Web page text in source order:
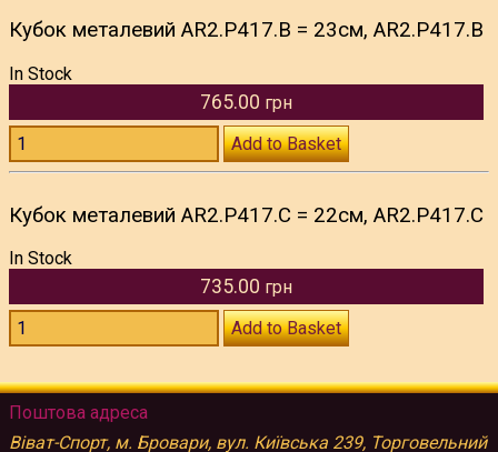
Кубок металевий AR2.P417.B = 23см, AR2.P417.B
In Stock
765.00 грн
Add to Basket
Кубок металевий AR2.P417.C = 22см, AR2.P417.C
In Stock
735.00 грн
Add to Basket
Поштова адреса
Віват-Спорт, м. Бровари, вул. Київська 239, Торговельний